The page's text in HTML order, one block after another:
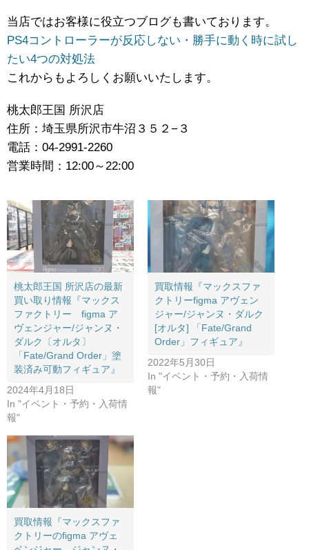
当店ではお客様に役立つブログも書いております。
PS4コントローラーが反応しない・勝手に動く時に試し
たい4つの対処法
これからもよろしくお願いいたします。
桃太郎王国 所沢店
住所：埼玉県所沢市牛沼３５２−３
電話：04-2991-2260
営業時間：12:00～22:00
桃太郎王国 所沢店の最新
買い取り情報『マックス
ファクトリー figma ア
ヴェンジャー/ジャンヌ・
ダルク〔オルタ〕
「Fate/Grand Order」塗
装済み可動フィギュア』
2024年4月18日
In "イベント・予約・入荷情
報"
買取情報『マックスファ
クトリーfigma ​アヴェン
ジャー/ジャンヌ・ダルク
[オルタ] ​「Fate/Grand ​
Order」フィギュア』
2022年5月30日
In "イベント・予約・入荷情
報"
買取情報『マックスファ
クトリーのfigma ​アヴェ